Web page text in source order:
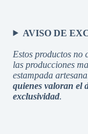
AVISO DE
Estos productos
las producciones
estampada
quienes valoran el
exclusividad.